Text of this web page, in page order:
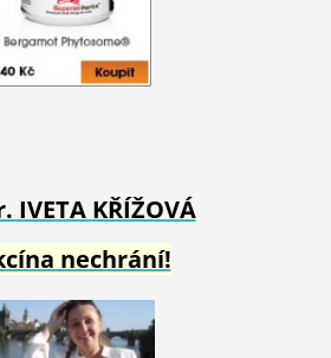
IVETA KŘÍŽOVÁ
nechrání!